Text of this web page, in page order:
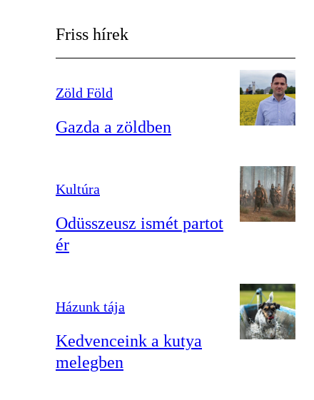
Friss hírek
Zöld Föld
Gazda a zöldben
Kultúra
Odüsszeusz ismét partot
ér
Házunk tája
Kedvenceink a kutya
melegben